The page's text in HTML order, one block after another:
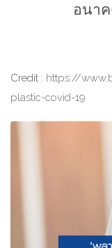
อนา
Credit : https://
plastic-covid-19